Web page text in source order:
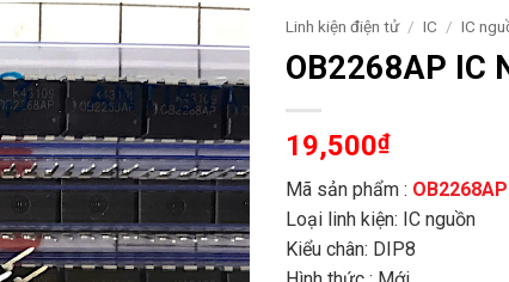
Linh kiện điện tử / IC / IC
OB2268AP IC
19,500₫
Mã sản phẩm : OB2268AP
Loại linh kiện: IC nguồn
Kiểu chân: DIP8